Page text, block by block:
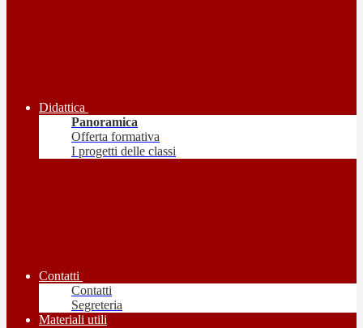
Didattica
Panoramica
Offerta formativa
I progetti delle classi
Contatti
Contatti
Segreteria
Materiali utili